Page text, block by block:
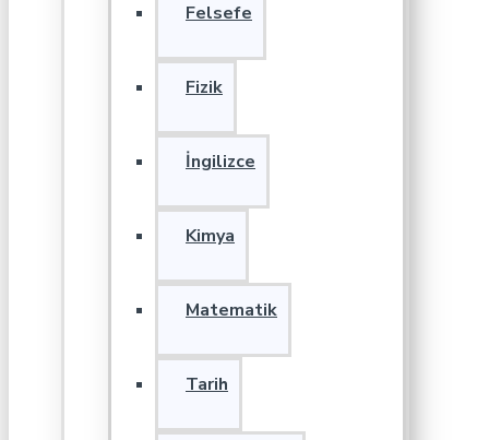
Felsefe
Fizik
İngilizce
Kimya
Matematik
Tarih